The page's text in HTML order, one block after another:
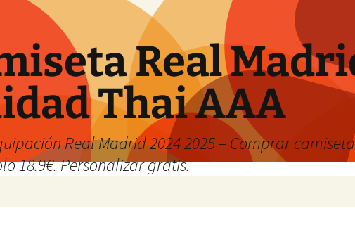
Real
Thai AAA
Real Madrid 2024 2025 – Comprar
18.9€. Personalizar gratis.